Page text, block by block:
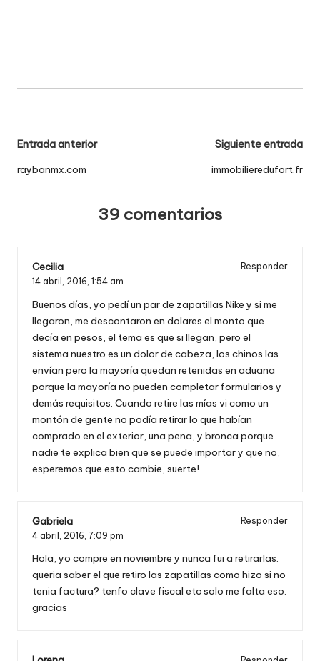
Navegación
de
Entrada anterior
raybanmx.com
Siguiente entrada
immobilieredufort.fr
39 comentarios
Cecilia
Responder
14 abril, 2016, 1:54 am
Buenos días, yo pedí un par de zapatillas Nike y si me
llegaron, me descontaron en dolares el monto que
decía en pesos, el tema es que si llegan, pero el
sistema nuestro es un dolor de cabeza, los chinos las
envían pero la mayoría quedan retenidas en aduana
porque la mayoría no pueden completar formularios y
demás requisitos. Cuando retire las mías vi como un
montón de gente no podía retirar lo que habían
comprado en el exterior, una pena, y bronca porque
nadie te explica bien que se puede importar y que no,
esperemos que esto cambie, suerte!
Gabriela
Responder
4 abril, 2016, 7:09 pm
Hola, yo compre en noviembre y nunca fui a retirarlas.
queria saber el que retiro las zapatillas como hizo si no
tenia factura? tenfo clave fiscal etc solo me falta eso.
gracias